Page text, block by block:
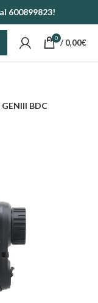
600899823!
0 / 0,00€
BDC